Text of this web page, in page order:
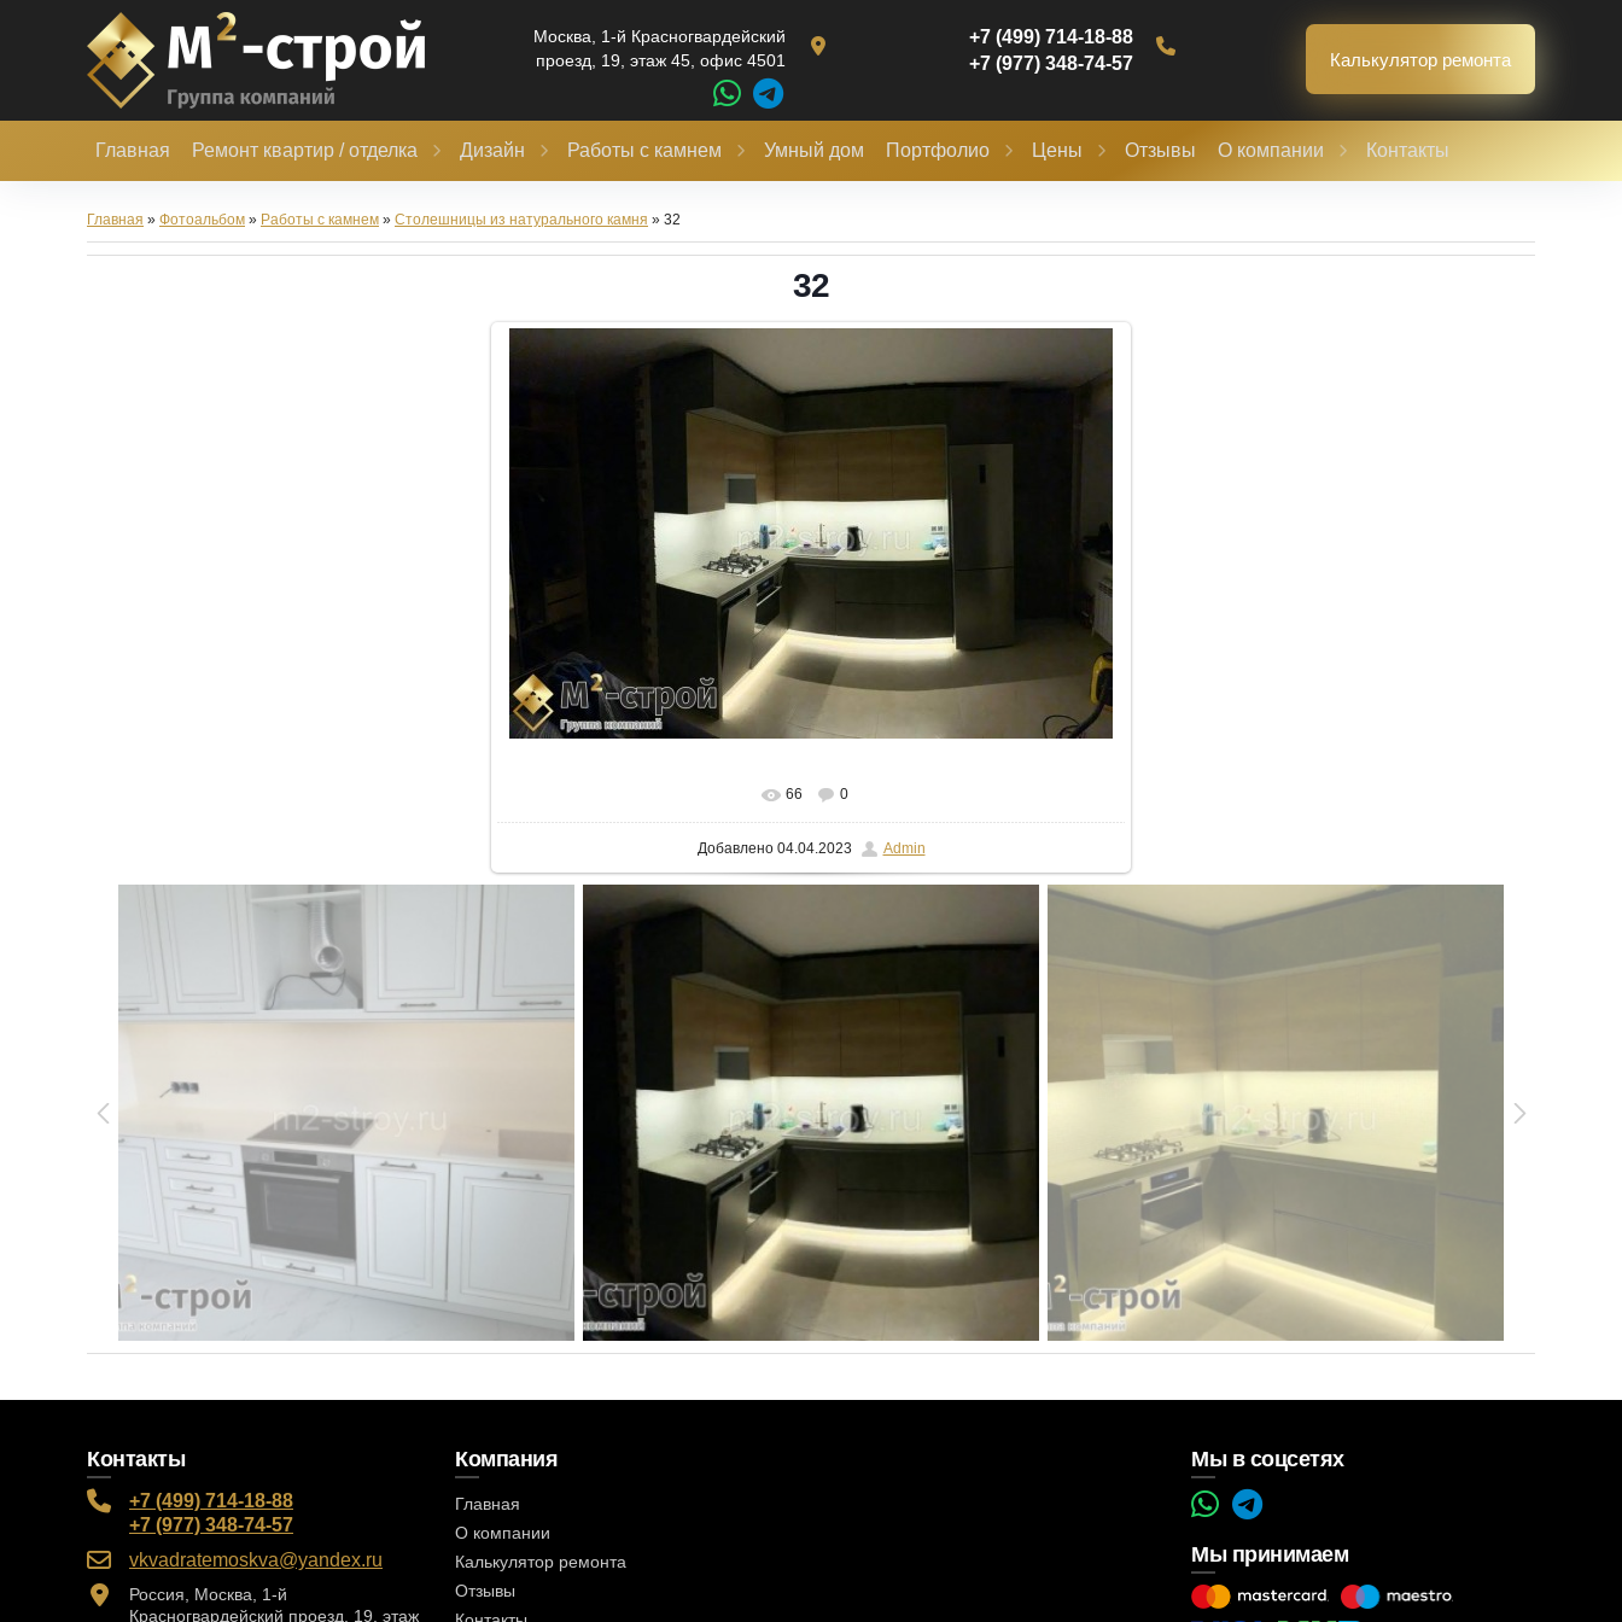
Москва, 1-й Красногвардейский
проезд, 19, этаж 45, офис 4501
+7 (499) 714-18-88
+7 (977) 348-74-57
Калькулятор ремонта
Главная Ремонт квартир / отделка Дизайн Работы с камнем Умный дом Портфолио Цены Отзывы О компании Контакты
Главная » Фотоальбом » Работы с камнем » Столешницы из натурального камня » 32
32
66
0
Добавлено04.04.2023 Admin
Контакты
+7 (499) 714-18-88
+7 (977) 348-74-57
vkvadratemoskva@yandex.ru
Россия, Москва, 1-й
Красногвардейский проезд, 19, этаж
Компания
Главная
О компании
Калькулятор ремонта
Отзывы
Мы в соцсетях
Мы принимаем